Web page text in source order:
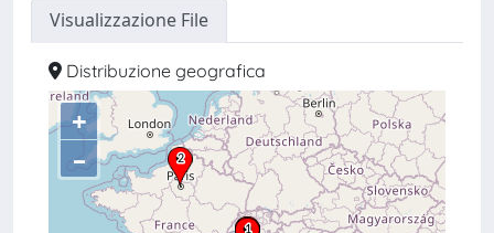
Visualizzazione File
Distribuzione geografica
+
–